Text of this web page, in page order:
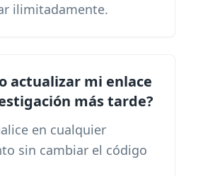
ilimitadamente.
actualizar mi enlace
más tarde?
en cualquier
sin cambiar el código